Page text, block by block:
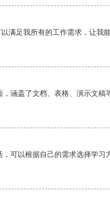
满足我所有的工作需求，让我
涵盖了文档、表格、演示文稿
可以根据自己的需求选择学习